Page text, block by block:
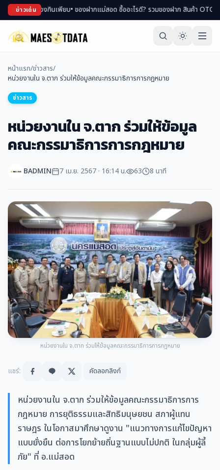
ข่าวเด่น
ม่า ของกินเพียบ• ของฝากแม่สอด ซื้ออะไรดี? รวมของฝาก สินค้า OTOP ขึ้นชื่อ
หน้าแรก/ข่าวสาร/
หน่วยงานใน จ.ตาก ร่วมให้ข้อมูลคณะกรรมาธิการการกฎหมาย
ข่าวสาร
หน่วยงานใน จ.ตาก ร่วมให้ข้อมูล
คณะกรรมาธิการการกฎหมาย
BADMIN 7 เม.ย. 2567 · 16:14 น. 63 8 นาที
หน่วยงานใน จ.ตาก ร่วมให้ข้อมูลคณะกรรมาธิการการกฎหมาย
แชร์: คัดลอกลิงก์
หน่วยงานใน จ.ตาก ร่วมให้ข้อมูลคณะกรรมาธิการการ
กฎหมาย การยุติธรรมและสิทธิมนุษยชน สภาผู้แทน
ราษฎร ในโอกาสมาศึกษาดูงาน "แนวทางการแก้ไขปัญหา
แบบยั่งยืน ต่อการโยกย้ายถิ่นฐานแบบไม่ปกติ ในกลุ่มผู้ลี้
ภัย" ที่ อ.แม่สอด